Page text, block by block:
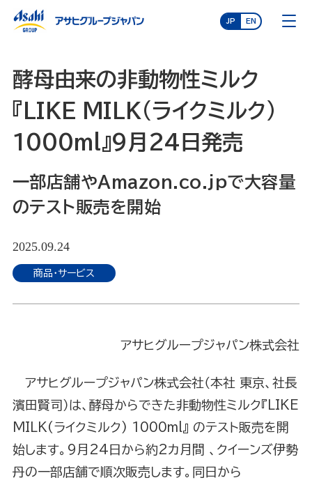
JP EN
酵母由来の非動物性ミルク
『LIKE MILK(ライクミルク)
1000ml』9月24日発売
一部店舗やAmazon.co.jpで大容量
のテスト販売を開始
2025.09.24
商品・サービス
アサヒグループジャパン株式会社
アサヒグループジャパン株式会社（本社 東京、社長
濱田賢司）は、酵母からできた非動物性ミルク『LIKE
MILK(ライクミルク) 1000ml』 のテスト販売を開
始します。9月24日から約2カ月間 、クイーンズ伊勢
丹の一部店舗で順次販売します。同日から